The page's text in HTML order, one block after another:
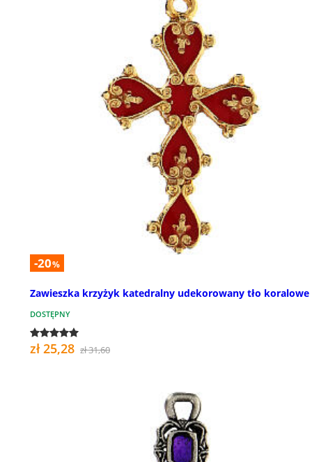
-20%
Zawieszka krzyżyk katedralny udekorowany tło koralowe
DOSTĘPNY
zł 25,28 zł 31,60